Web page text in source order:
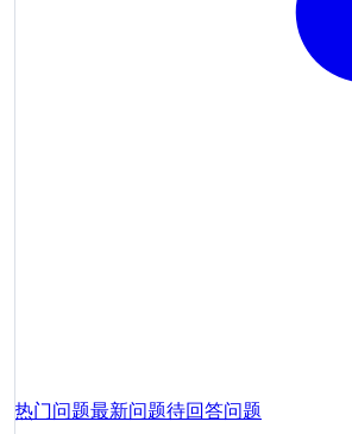
热门问题最新问题待回答问题